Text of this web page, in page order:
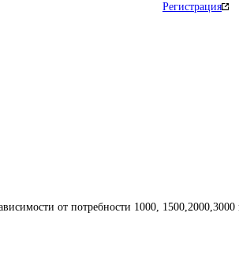
Регистрация
от потребности 1000, 1500,2000,3000